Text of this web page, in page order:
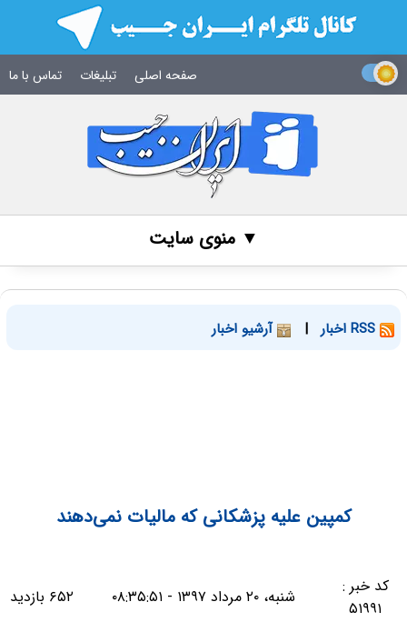
صفحه اصلی تبلیغات تماس با ما
▼ منوی سایت
| آرشیو اخبار
کمپین علیه پزشکانی که مالیات نمی‌دهند
کد خبر :
۵۱۹۹۱
شنبه، ۲۰ مرداد ۱۳۹۷ - ۰۸:۳۵:۵۱ ۶۵۲ بازدید